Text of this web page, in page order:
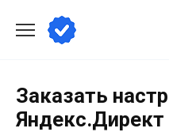
Заказать